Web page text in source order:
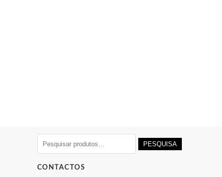
por:
PESQUISA
CONTACTOS